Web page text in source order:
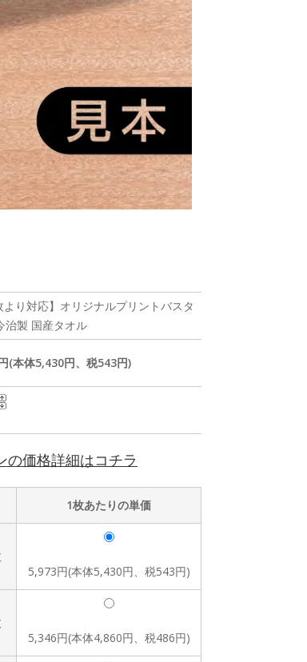
より対応】オリジナルプリントバスタ
治製 国産タオル
(本体5,430円、税543円)
の価格詳細はコチラ
1枚あたりの単価
5,973円(本体5,430円、税543円)
5,346円(本体4,860円、税486円)